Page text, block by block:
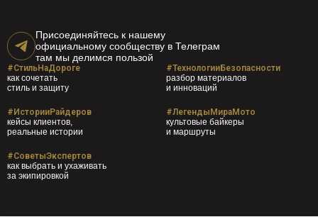
Присоединяйтесь к нашему
официальному сообществу в Телеграм
там мы делимся пользой
#СтильНаДороге
как сочетать
стиль и защиту
#ТехнологииБезопасности
разбор материалов
и инноваций
#ИсторииРайдеров
кейсы клиентов,
реальные истории
#ЛегендыМираМото
культовые байкеры
и маршруты
#СоветыЭкспертов
как выбрать и ухаживать
за экипировкой